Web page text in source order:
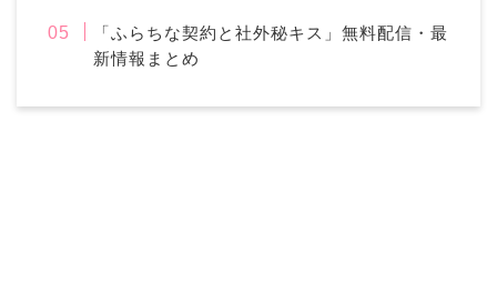
「ふらちな契約と社外秘キス」無料配信・最
新情報まとめ